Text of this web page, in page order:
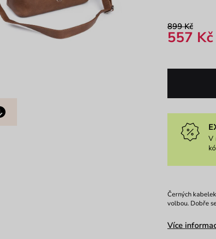
899 Kč
557 Kč
V
Černých
volbou. Dobře
Více